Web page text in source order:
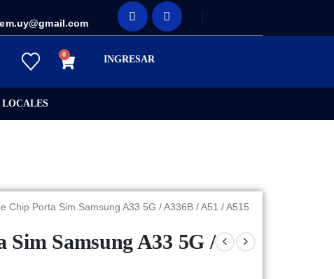
0 INGRESAR
LOCALES
Chip Porta Sim Samsung A33 5G / A336B / A51 / A515
Samsung A33 5G /